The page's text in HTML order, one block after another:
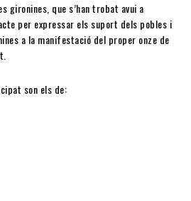
gironines, que s’han trobat avui a
per expressar els suport dels pobles i
a la manifestació del proper onze de
son els de: